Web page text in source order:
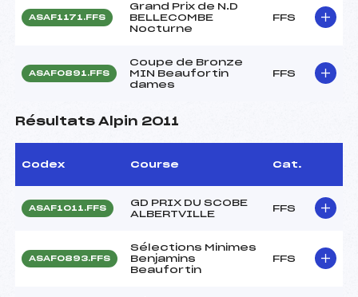
ASAF1171.FFS
Grand Prix de N.D
BELLECOMBE
Nocturne
FFS
ASAF0891.FFS
Coupe de Bronze
MIN Beaufortin
dames
FFS
Résultats Alpin 2011
Codex Course Cat.
ASAF1011.FFS
GD PRIX DU SCOBE
ALBERTVILLE
FFS
ASAF0893.FFS
Sélections Minimes
Benjamins
Beaufortin
FFS